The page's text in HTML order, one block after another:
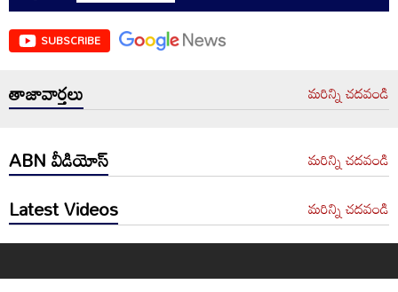
SUBSCRIBE
తాజావార్తలు మరిన్ని చదవండి
ABN వీడియోస్ మరిన్ని చదవండి
Latest Videos మరిన్ని చదవండి